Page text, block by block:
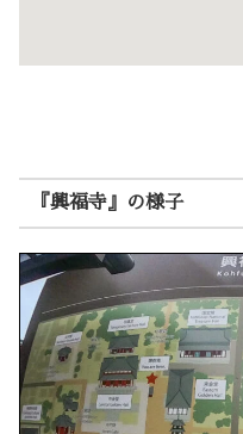
『興福寺』の様子